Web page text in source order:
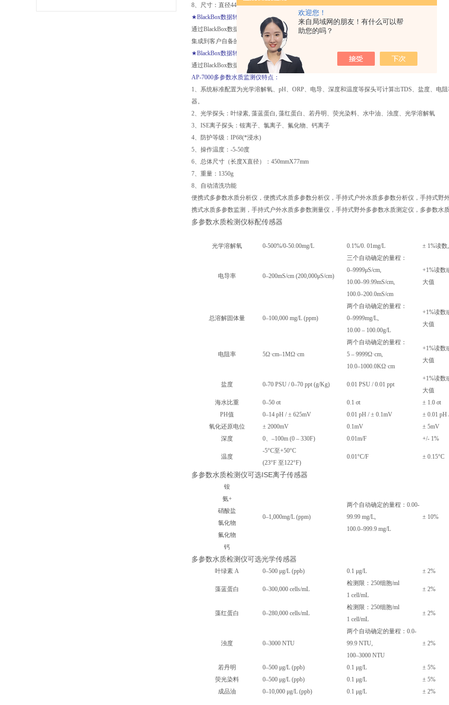
欢迎您！
来自局域网的朋友！有什么可以帮
助您的吗？
8、尺寸：直径44mm ，长度250mm
★BlackBox数据转换器+第三方数采
通过BlackBox数据转换器将水质传感 器
集成到客户自备的数据采集器或者工控系统上.
★BlackBox数据转换器+远程传输设备
通过BlackBox数据转换器及无线传输和 接收设备将 数据进行传输和采集。
AP-7000多参数水质监测仪特点：
1、系统标准配置为光学溶解氧、pH、ORP、电导、深度和温度等探头可计算出TDS、盐度、电
器。
2、光学探头：叶绿素, 藻蓝蛋白, 藻红蛋白、若丹明、荧光染料、水中油、浊度、光学溶解氧
3、ISE离子探头：铵离子、氯离子、氟化物、钙离子
4、防护等级：IP68(*浸水)
5、操作温度：-5-50度
6、总体尺寸（长度X直径）：450mmX77mm
7、重量：1350g
8、自动清洗功能
便携式多参数水质分析仪，便携式水质多参数分析仪，手持式户外水质多参数分析仪，手持式
携式水质多参数监测，手持式户外水质多参数测量仪，手持式野外多参数水质测定仪，多参数水
多参数水质检测仪标配传感器
光学溶解氧
0-500%/0-50.00mg/L 0.1%/0. 01mg/L ± 1%读
电导率 0–200mS/cm (200,000μS/cm)
三个自动确定的量程：
0–9999μS/cm,
10.00–99.99mS/cm,
100.0–200.0mS/cm
+1%读数
大值
总溶解固体量 0–100,000 mg/L (ppm)
两个自动确定的量程：
0–9999mg/L,
10.00 – 100.00g/L
+1%读数
大值
电阻率 5Ω·cm–1MΩ·cm
两个自动确定的量程：
5 – 9999Ω·cm,
10.0–1000.0KΩ·cm
+1%读数
大值
盐度 0-70 PSU / 0–70 ppt (g/Kg) 0.01 PSU / 0.01 ppt
+1%读数
大值
海水比重
0–50 σt 0.1 σt
± 1.0 σt
PH值
0–14 pH / ± 625mV 0.01 pH / ± 0.1mV ± 0.01 pH
氧化还原电位
± 2000mV 0.1mV
± 5mV
深度
0、 –100m (0 – 330F) 0.01m/F +/- 1%
温度
-5°C至+50°C
(23°F 至122°F)
0.01°C/F ± 0.15°C
多参数水质检测仪可选ISE离子传感器
铵
0–1,000mg/L (ppm)
两个自动确定的量程：0.00-
99.99 mg/L,
100.0–999.9 mg/L
± 10%
氨+
硝酸盐
氯化物
氟化物
钙
多参数水质检测仪可选光学传感器
叶绿素 A 0–500 μg/L (ppb) 0.1 μg/L ± 2%
藻蓝蛋白 0–300,000 cells/mL
检测限： 250细胞/ml
1 cell/mL
± 2%
藻红蛋白 0–280,000 cells/mL
检测限： 250细胞/ml
1 cell/mL
± 2%
浊度 0–3000 NTU
两个自动确定的量程：0.0-
99.9 NTU,
100–3000 NTU
± 2%
若丹明 0–500 μg/L (ppb) 0.1 μg/L ± 5%
荧光染料
0–500 μg/L (ppb) 0.1 μg/L ± 5%
成品油
0–10,000 μg/L (ppb) 0.1 μg/L ± 2%